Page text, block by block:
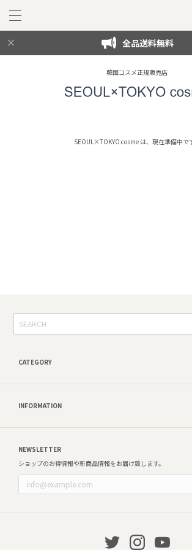
全品送料無料
韓国コスメ正規販売店
SEOUL×TOKYO cosme は、現在準備中で
CATEGORY
INFORMATION
NEWSLETTER
ショップのお得情報や新商品情報をお届け致します。